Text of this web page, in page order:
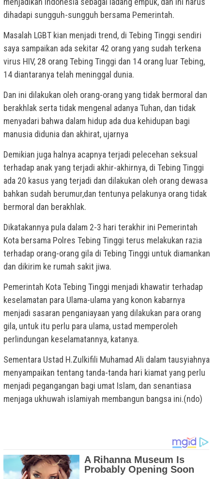
dihadapi sungguh-sungguh bersama Pemerintah.
Masalah LGBT kian menjadi trend, di Tebing Tinggi sendiri
saya sampaikan ada sekitar 42 orang yang sudah terkena
virus HIV, 28 orang Tebing Tinggi dan 14 orang luar Tebing,
14 diantaranya telah meninggal dunia.
Dan ini dilakukan oleh orang-orang yang tidak bermoral dan
berakhlak serta tidak mengenal adanya Tuhan, dan tidak
menyadari bahwa dalam hidup ada dua kehidupan bagi
manusia didunia dan akhirat, ujarnya
Demikian juga halnya acapnya terjadi pelecehan seksual
terhadap anak yang terjadi akhir-akhirnya, di Tebing Tinggi
ada 20 kasus yang terjadi dan dilakukan oleh orang dewasa
bahkan sudah berumur,dan tentunya pelakunya orang tidak
bermoral dan berakhlak.
Dikatakannya pula dalam 2-3 hari terakhir ini Pemerintah
Kota bersama Polres Tebing Tinggi terus melakukan razia
terhadap orang-orang gila di Tebing Tinggi untuk diamankan
dan dikirim ke rumah sakit jiwa.
Pemerintah Kota Tebing Tinggi menjadi khawatir terhadap
keselamatan para Ulama-ulama yang konon kabarnya
menjadi sasaran penganiayaan yang dilakukan para orang
gila, untuk itu perlu para ulama, ustad memperoleh
perlindungan keselamatannya, katanya.
Sementara Ustad H.Zulkifili Muhamad Ali dalam tausyiahnya
menyampaikan tentang tanda-tanda hari kiamat yang perlu
menjadi pegangangan bagi umat Islam, dan senantiasa
menjaga ukhuwah islamiyah membangun bangsa ini.(ndo)